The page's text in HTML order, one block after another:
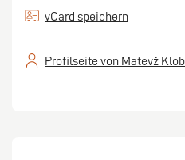
vCard speichern
Profilseite von Matevž